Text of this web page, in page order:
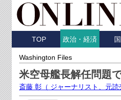
TOP 政治・経済
Washington Files
米空母艦長解任問題
斎藤 彰 （ ジャーナリスト、元